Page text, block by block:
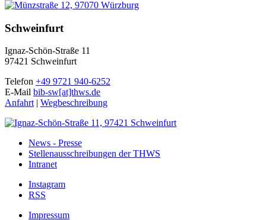
Schweinfurt
Ignaz-Schön-Straße 11
97421 Schweinfurt
Telefon +49 9721 940-6252
E-Mail bib-sw[at]thws.de
Anfahrt | Wegbeschreibung
News - Presse
Stellenausschreibungen der THWS
Intranet
Instagram
RSS
Impressum